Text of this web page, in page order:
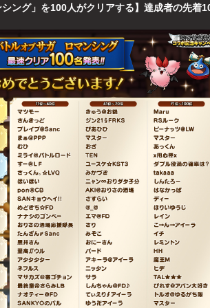
ング」を100人がクリアする】達成者の先着